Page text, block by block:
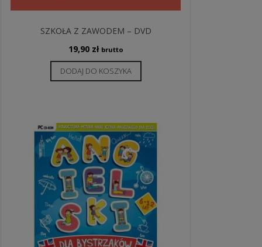
SZKOŁA Z ZAWODEM – DVD
19,90 zł brutto
DODAJ DO KOSZYKA